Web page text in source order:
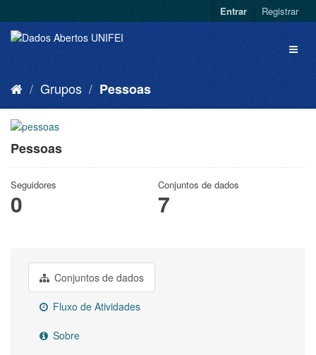
Entrar Registrar
Grupos Pessoas
Pessoas
Seguidores
0
Conjuntos de dados
7
Conjuntos de dados
Fluxo de Atividades
Sobre